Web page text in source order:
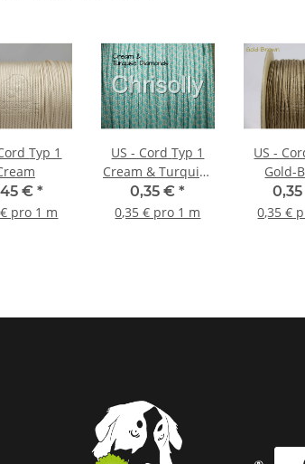
Typ 1
€*
pro 1 m
US - Cord Typ 1
Cream & Turquise
Diamonds
0,35 €*
0,35 € pro 1 m
US - Cord
Gold-
0,35 €